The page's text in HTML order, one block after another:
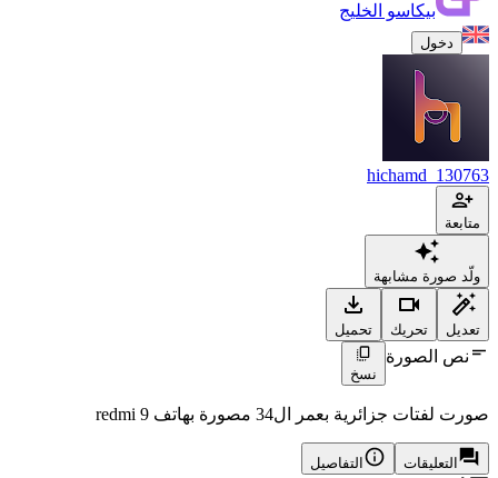
بيكاسو الخليج
دخول
hichamd_130763
متابعة
ولّد صورة مشابهة
تعديل تحريك تحميل
نص الصورة
نسخ
صورت لفتات جزائرية بعمر ال34 مصورة بهاتف redmi 9
التعليقات التفاصيل